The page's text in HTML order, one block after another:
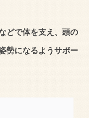
どで体を支え、頭の
勢になるようサポー